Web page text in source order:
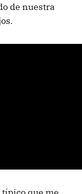
de nuestra